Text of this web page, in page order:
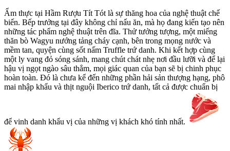
Ẩm thực tại Hầm Rượu Tít Tót là sự thăng hoa của nghệ thuật chế
biến. Bếp trưởng tại đây không chỉ nấu ăn, mà họ đang kiến tạo nên
những tác phẩm nghệ thuật trên đĩa. Thử tưởng tượng, một miếng
thăn bò Wagyu nướng tảng cháy cạnh, bên trong mọng nước và
mềm tan, quyện cùng sốt nấm Truffle trứ danh. Khi kết hợp cùng
một ly vang đỏ sóng sánh, mang chút chát nhẹ nơi đầu lưỡi và để lại
hậu vị ngọt ngào sâu thẳm, mọi giác quan của bạn sẽ bị chinh phục
hoàn toàn. Đó là chưa kể đến những phần hải sản thượng hạng, phô
mai nhập khẩu và thịt nguội Iberico trứ danh, tất cả được chuẩn bị
để vinh danh khẩu vị của những vị khách khó tính nhất.